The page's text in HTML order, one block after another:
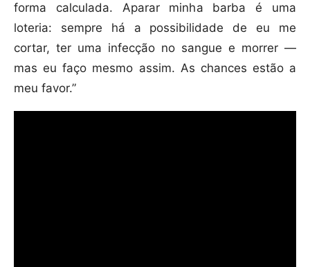
forma calculada. Aparar minha barba é uma
loteria: sempre há a possibilidade de eu me
cortar, ter uma infecção no sangue e morrer —
mas eu faço mesmo assim. As chances estão a
meu favor.”